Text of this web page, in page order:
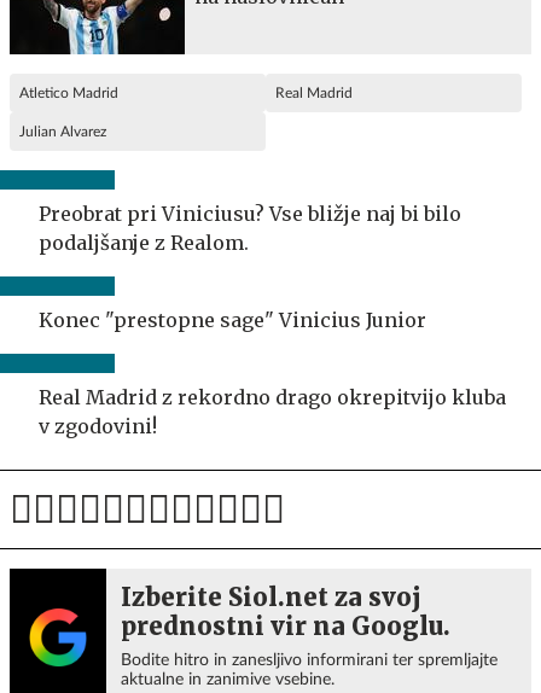
Atletico Madrid Real Madrid
Julian Alvarez
Preobrat pri Viniciusu? Vse bližje naj bi bilo
podaljšanje z Realom.
Konec "prestopne sage" Vinicius Junior
Real Madrid z rekordno drago okrepitvijo kluba
v zgodovini!
Izberite Siol.net za svoj
prednostni vir na Googlu.
Bodite hitro in zanesljivo informirani ter spremljajte
aktualne in zanimive vsebine.